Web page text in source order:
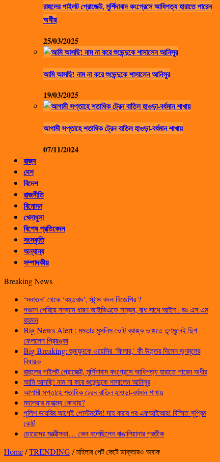
রাহুলের পাইলট প্রোজেক্ট, মুর্শিদাবাদ কংগ্রেসে আধিপত্য হারাতে পারেন
অধীর
25/03/2025
আমি আসছি! নাম না করে শুভেন্দুকে শাসালেন আনিসুর
19/03/2025
আগামী সপ্তাহে শতাধিক ট্রেন বাতিল হাওড়া-বর্ধমান শাখায়
07/11/2024
রাজ্য
দেশ
বিদেশ
রাজনীতি
বিনোদন
খেলাধুলা
বিশেষ প্রতিবেদন
সংস্কৃতি
অন্যান্য
সম্পাদকীয়
Breaking News
‘সনাতন’ থেকে ‘বহুতবাদ’, স্টান্স বদল বিজেপির ?
পঞ্চাশ পেরিয়ে সন্তান ধারণ আইভিএফে সম্ভব, বাধ সাধে আইন : ডঃ এস এম
রহমান
Big News Alert : মমতার মুসলিম ভোট ব্যাঙ্ক ভাঙতে তৃণমূলেই ছিপ
ফেললেন প্রিয়ঙ্কা
Big Breaking: হুমায়ুনকে ওয়েসির ‘ফিলার,’ কী উত্তর দিলেন তৃণমূলের
বিধায়ক
রাহুলের পাইলট প্রোজেক্ট, মুর্শিদাবাদ কংগ্রেসে আধিপত্য হারাতে পারেন অধীর
আমি আসছি! নাম না করে শুভেন্দুকে শাসালেন আনিসুর
আগামী সপ্তাহে শতাধিক ট্রেন বাতিল হাওড়া-বর্ধমান শাখায়
মহালয়ার মাহাত্ম্য কোথায়?
পুলিশ ডায়রির আগেই পোস্টমর্টেম! দাহ করার পর এফআইআর! বিস্মিত সুপ্রিম
কোর্ট
চোরেদের মন্ত্রীসভা… কেন বলেছিলেন বাঙালিয়ানার প্রতীক
Home/TRENDING/মহিলার পেট কেটে ডাক্তারও অবাক